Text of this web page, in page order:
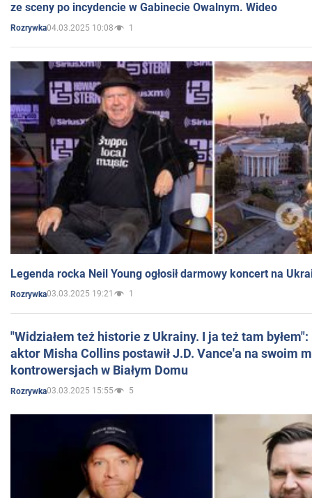
ze sceny po incydencie w Gabinecie Owalnym. Wideo
Rozrywka04.03.2025 10:08 1
Legenda rocka Neil Young ogłosił darmowy koncert na
Rozrywka03.03.2025 19:21 1
"Widziałem też historie z Ukrainy. I ja też tam
aktor Misha Collins postawił J.D. Vance'a na swoim
kontrowersjach w Białym Domu
Rozrywka03.03.2025 15:55 5